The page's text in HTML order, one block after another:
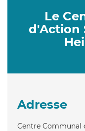
Le
d'Action
Adresse
Centre Communal